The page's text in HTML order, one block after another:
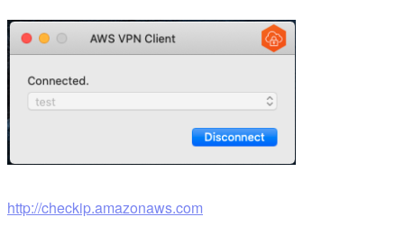
http://checkip.amazonaws.com